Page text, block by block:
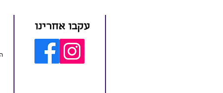
עקבו אחרינו